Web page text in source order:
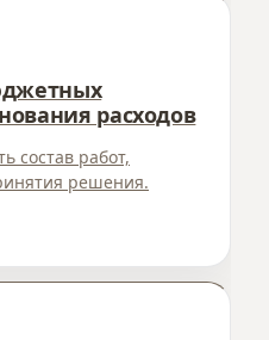
расходов
состав работ,
решения.